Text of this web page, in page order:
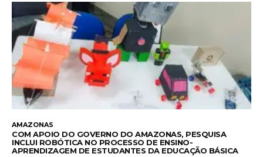
AMAZONAS
COM APOIO DO GOVERNO DO AMAZONAS, PESQUISA
INCLUI ROBÓTICA NO PROCESSO DE ENSINO-
APRENDIZAGEM DE ESTUDANTES DA EDUCAÇÃO BÁSICA